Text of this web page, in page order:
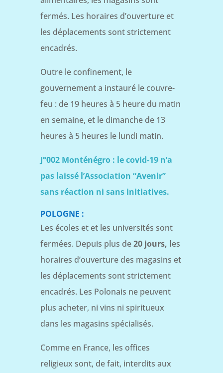
fermés. Les horaires d’ouverture et
les déplacements sont strictement
encadrés.
Outre le confinement, le
gouvernement a instauré le couvre-
feu : de 19 heures à 5 heure du matin
en semaine, et le dimanche de 13
heures à 5 heures le lundi matin.
J°002 Monténégro : le covid-19 n’a
pas laissé l’Association “Avenir”
sans réaction ni sans initiatives.
POLOGNE :
Les écoles et et les universités sont
fermées. Depuis plus de20 jours, les
horaires d’ouverture des magasins et
les déplacements sont strictement
encadrés. Les Polonais ne peuvent
plus acheter, ni vins ni spiritueux
dans les magasins spécialisés.
Comme en France, les offices
religieux sont, de fait, interdits aux